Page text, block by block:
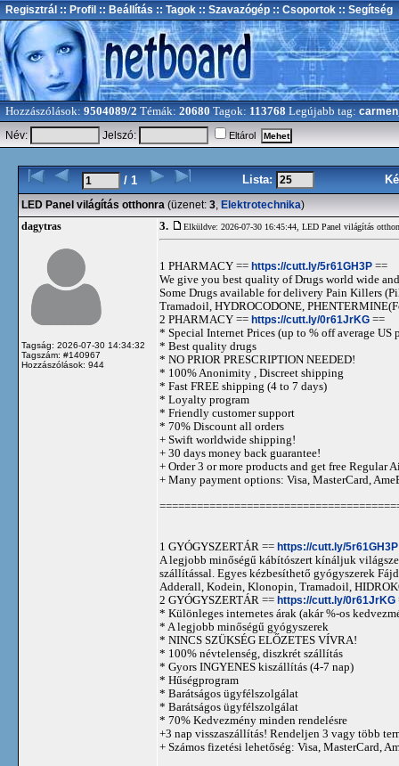
Regisztrál :: Profil :: Beállítás :: Tagok :: Szavazógép :: Csoportok :: Segítség
Hozzászólások: 9504089/2 Témák: 20680 Tagok: 113768 Legújabb tag:
Név:
Jelszó: Eltárol
/ 1 Lista:
LED Panel világítás otthonra (üzenet: 3, Elektrotechnika)
dagytras
Tagság: 2026-07-30 14:34:32
Tagszám: #140967
Hozzászólások: 944
3. Elküldve: 2026-07-30 16:45:44, LED Panel világítás
1 PHARMACY == https://cutt.ly/5r61GH3P ==
We give you best quality of Drugs world wide
Some Drugs available for delivery Pain Killers
Tramadoil, HYDROCODONE,
2 PHARMACY == https://cutt.ly/0r61JrKG ==
* Special Internet Prices (up to % off average US
* Best quality drugs
* NO PRIOR PRESCRIPTION NEEDED!
* 100% Anonimity , Discreet shipping
* Fast FREE shipping (4 to 7 days)
* Loyalty program
* Friendly customer support
* 70% Discount all orders
+ Swift worldwide shipping!
+ 30 days money back guarantee!
+ Order 3 or more products and get free Regular
+ Many payment options: Visa, MasterCard,
1 GYÓGYSZERTÁR == https://cutt.ly/5r61GH3P
A legjobb minőségű kábítószert kínáljuk
szállítással. Egyes kézbesíthető gyógyszerek
Adderall, Kodein, Klonopin, Tramadoil,
2 GYÓGYSZERTÁR == https://cutt.ly/0r61JrKG
* Különleges internetes árak (akár %-os
* A legjobb minőségű gyógyszerek
* NINCS SZÜKSÉG ELŐZETES VÍVRA!
* 100% névtelenség, diszkrét szállítás
* Gyors INGYENES kiszállítás (4-7 nap)
* Hűségprogram
* Barátságos ügyfélszolgálat
* Barátságos ügyfélszolgálat
* 70% Kedvezmény minden rendelésre
+3 nap visszaszállítás! Rendeljen 3 vagy több
+ Számos fizetési lehetőség: Visa, MasterCard,